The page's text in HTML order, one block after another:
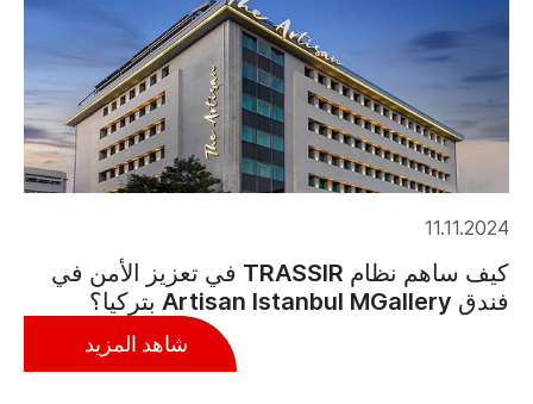
11.11.2024
كيف ساهم نظام TRASSIR في تعزيز الأمن في
فندق Artisan Istanbul MGallery بتركيا؟
شاهد المزيد